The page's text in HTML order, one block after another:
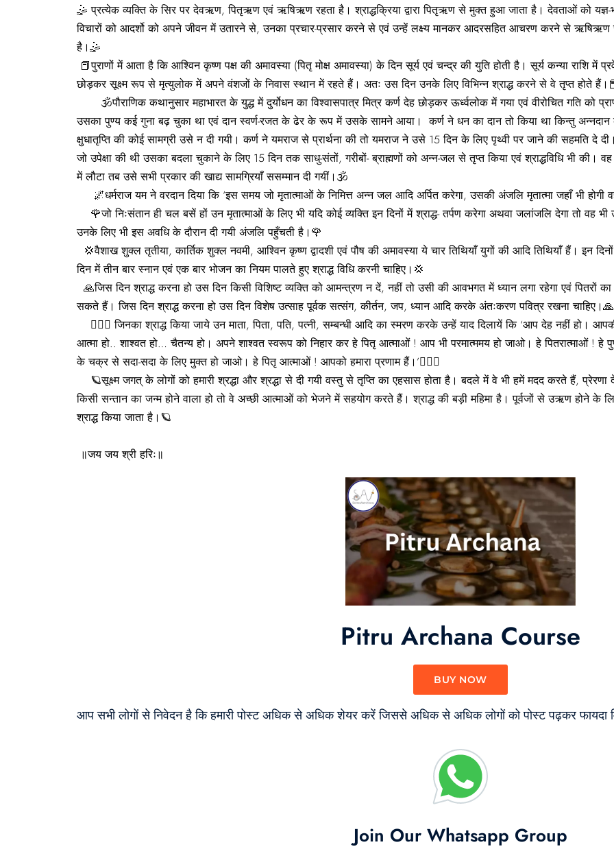
🤹 प्रत्येक व्यक्ति के सिर पर देवऋण, पितृऋण एवं ऋषिऋण रहता है। श्राद्धक्रिया द्वारा पितृऋण से मुक्त हुआ जाता है। देवताओं को
विचारों को आदर्शो को अपने जीवन में उतारने से, उनका प्रचार-प्रसार करने से एवं उन्हें लक्ष्य मानकर आदरसहित आचरण करने से
है।🤹
📕पुराणों में आता है कि आश्विन कृष्ण पक्ष की अमावस्या (पितृ मोक्ष अमावस्या) के दिन सूर्य एवं चन्द्र की युति होती है। सूर्य कन्या राशि
छोड़कर सूक्ष्म रूप से मृत्युलोक में अपने वंशजों के निवास स्थान में रहते हैं। अतः उस दिन उनके लिए विभिन्न श्राद्ध करने से वे तृप्त होते
🕉पौराणिक कथानुसार महाभारत के युद्ध में दुर्योधन का विश्वासपात्र मित्र कर्ण देह छोड़कर ऊर्ध्वलोक में गया एवं वीरोचित गति को
उसका पुण्य कई गुना बढ़ चुका था एवं दान स्वर्ण-रजत के ढेर के रूप में उसके सामने आया। कर्ण ने धन का दान तो किया था किन्तु अन्नदान
क्षुधातृप्ति की कोई सामग्री उसे न दी गयी। कर्ण ने यमराज से प्रार्थना की तो यमराज ने उसे 15 दिन के लिए पृथ्वी पर जाने की सहमति
जो उपेक्षा की थी उसका बदला चुकाने के लिए 15 दिन तक साधु-संतों, गरीबों- ब्राह्मणों को अन्न-जल से तृप्त किया एवं श्राद्धविधि भी की।
में लौटा तब उसे सभी प्रकार की खाद्य सामग्रियाँ ससम्मान दी गयीं।🕉
🌌धर्मराज यम ने वरदान दिया कि ‘इस समय जो मृतात्माओं के निमित्त अन्न जल आदि अर्पित करेगा, उसकी अंजलि मृतात्मा जहाँ भी होगी
🌹जो निःसंतान ही चल बसें हों उन मृतात्माओं के लिए भी यदि कोई व्यक्ति इन दिनों में श्राद्ध- तर्पण करेगा अथवा जलांजलि देगा तो वह
उनके लिए भी इस अवधि के दौरान दी गयी अंजलि पहुँचती है।🌹
💢वैशाख शुक्ल तृतीया, कार्तिक शुक्ल नवमी, आश्विन कृष्ण द्वादशी एवं पौष की अमावस्या ये चार तिथियाँ युगों की आदि तिथियाँ हैं। इन
दिन में तीन बार स्नान एवं एक बार भोजन का नियम पालते हुए श्राद्ध विधि करनी चाहिए।💢
🙏जिस दिन श्राद्ध करना हो उस दिन किसी विशिष्ट व्यक्ति को आमन्त्रण न दें, नहीं तो उसी की आवभगत में ध्यान लगा रहेगा एवं पितरों
सकते हैं। जिस दिन श्राद्ध करना हो उस दिन विशेष उत्साह पूर्वक सत्संग, कीर्तन, जप, ध्यान आदि करके अंतःकरण पवित्र रखना चाहिए।🙏
👩‍❤️‍👩 जिनका श्राद्ध किया जाये उन माता, पिता, पति, पत्नी, सम्बन्धी आदि का स्मरण करके उन्हें याद दिलायें कि ‘आप देह नहीं हो।
आत्मा हो.. शाश्वत हो… चैतन्य हो। अपने शाश्वत स्वरूप को निहार कर हे पितृ आत्माओं ! आप भी परमात्ममय हो जाओ। हे पितरात्माओं ! हे
के चक्र से सदा-सदा के लिए मुक्त हो जाओ। हे पितृ आत्माओं ! आपको हमारा प्रणाम हैं।’👩‍❤️‍👩
🪐सूक्ष्म जगत् के लोगों को हमारी श्रद्धा और श्रद्धा से दी गयी वस्तु से तृप्ति का एहसास होता है। बदले में वे भी हमें मदद करते हैं,
किसी सन्तान का जन्म होने वाला हो तो वे अच्छी आत्माओं को भेजने में सहयोग करते हैं। श्राद्ध की बड़ी महिमा है। पूर्वजों से उऋण होने के
श्राद्ध किया जाता है।🪐
॥जय जय श्री हरिः॥
Pitru Archana Course
BUY NOW
आप सभी लोगों से निवेदन है कि हमारी पोस्ट अधिक से अधिक शेयर करें जिससे अधिक से अधिक लोगों को पोस्ट पढ़कर फायदा
Join Our Whatsapp Group